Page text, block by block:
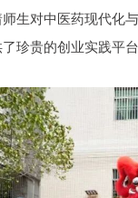
生对中医药现代化
珍贵的创业实践平台